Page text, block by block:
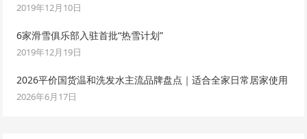
2019年12月10日
6家滑雪俱乐部入驻首批“热雪计划”
2019年12月19日
2026平价国货温和洗发水主流品牌盘点｜适合全家日常居家使用
2026年6月17日